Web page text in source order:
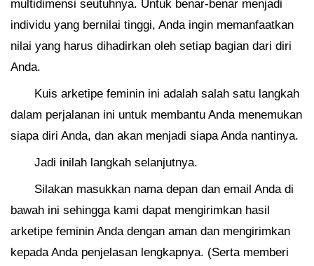
multidimensi seutuhnya. Untuk benar-benar menjadi
individu yang bernilai tinggi, Anda ingin memanfaatkan
nilai yang harus dihadirkan oleh setiap bagian dari diri
Anda.
Kuis arketipe feminin ini adalah salah satu langkah
dalam perjalanan ini untuk membantu Anda menemukan
siapa diri Anda, dan akan menjadi siapa Anda nantinya.
Jadi inilah langkah selanjutnya.
Silakan masukkan nama depan dan email Anda di
bawah ini sehingga kami dapat mengirimkan hasil
arketipe feminin Anda dengan aman dan mengirimkan
kepada Anda penjelasan lengkapnya. (Serta memberi